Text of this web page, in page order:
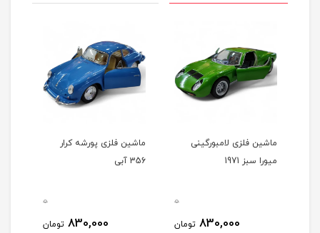
ماشین فلزی لامبورگینی
میورا سبز 1971
0
830,000 تومان
ماشین فلزی پورشه کرار
356 آبی
0
830,000 تومان